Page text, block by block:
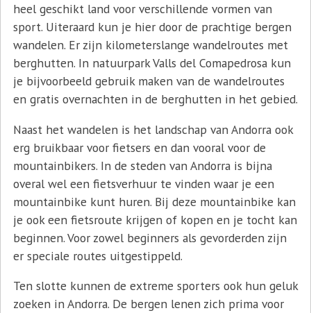
heel geschikt land voor verschillende vormen van
sport. Uiteraard kun je hier door de prachtige bergen
wandelen. Er zijn kilometerslange wandelroutes met
berghutten. In natuurpark Valls del Comapedrosa kun
je bijvoorbeeld gebruik maken van de wandelroutes
en gratis overnachten in de berghutten in het gebied.
Naast het wandelen is het landschap van Andorra ook
erg bruikbaar voor fietsers en dan vooral voor de
mountainbikers. In de steden van Andorra is bijna
overal wel een fietsverhuur te vinden waar je een
mountainbike kunt huren. Bij deze mountainbike kan
je ook een fietsroute krijgen of kopen en je tocht kan
beginnen. Voor zowel beginners als gevorderden zijn
er speciale routes uitgestippeld.
Ten slotte kunnen de extreme sporters ook hun geluk
zoeken in Andorra. De bergen lenen zich prima voor